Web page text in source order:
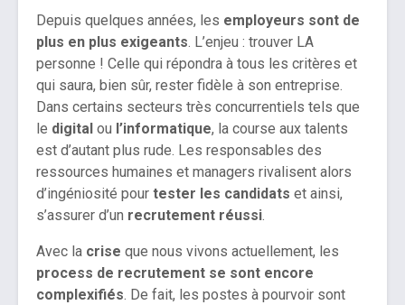
Depuis quelques années, les employeurs sont de
plus en plus exigeants. L’enjeu : trouver LA
personne ! Celle qui répondra à tous les critères et
qui saura, bien sûr, rester fidèle à son entreprise.
Dans certains secteurs très concurrentiels tels que
le digital ou l’informatique, la course aux talents
est d’autant plus rude. Les responsables des
ressources humaines et managers rivalisent alors
d’ingéniosité pour tester les candidats et ainsi,
s’assurer d’un recrutement réussi.
Avec la crise que nous vivons actuellement, les
process de recrutement se sont encore
complexifiés. De fait, les postes à pourvoir sont